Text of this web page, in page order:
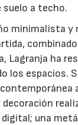
suelo a techo.
minimalista y
Lagranja ha
los espacios.
una